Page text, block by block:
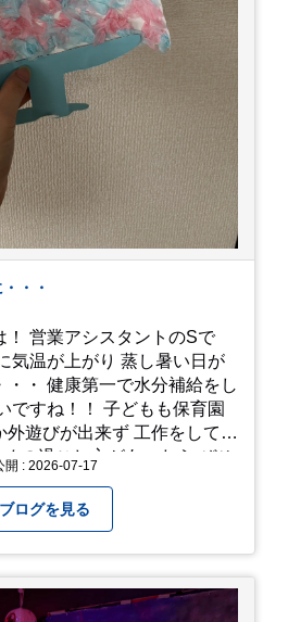
・・
！ 営業アシスタントのSで
補給をし
子どもも保育園
外遊びが出来ず 工作をしてい
開 : 2026-07-17
ブログを見る